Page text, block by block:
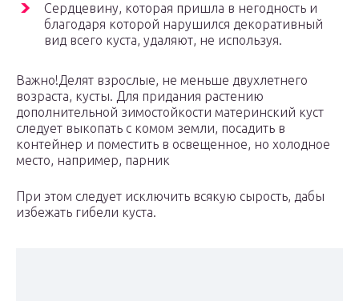
Сердцевину, которая пришла в негодность и
благодаря которой нарушился декоративный
вид всего куста, удаляют, не используя.
Важно!Делят взрослые, не меньше двухлетнего
возраста, кусты. Для придания растению
дополнительной зимостойкости материнский куст
следует выкопать с комом земли, посадить в
контейнер и поместить в освещенное, но холодное
место, например, парник
При этом следует исключить всякую сырость, дабы
избежать гибели куста.